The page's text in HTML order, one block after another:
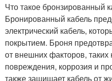
Что такое бронзированный
Бронированный кабель
электрический кабель,
покрытием. Броня
от внешних факторов, таких
повреждения, коррозия и
также защищает кабель от